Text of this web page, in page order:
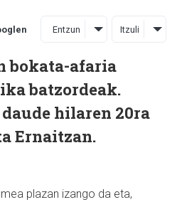
Entzun Itzuli
bokata-afaria
batzordeak.
hilaren 20ra
Ernaitzan.
plazan izango da eta,